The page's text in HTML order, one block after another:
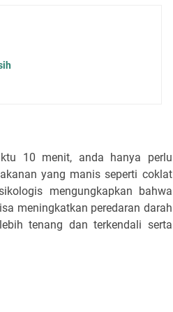
10 menit, anda hanya perlu
yang manis seperti coklat
mengungkapkan bahwa
meningkatkan peredaran darah
tenang dan terkendali serta